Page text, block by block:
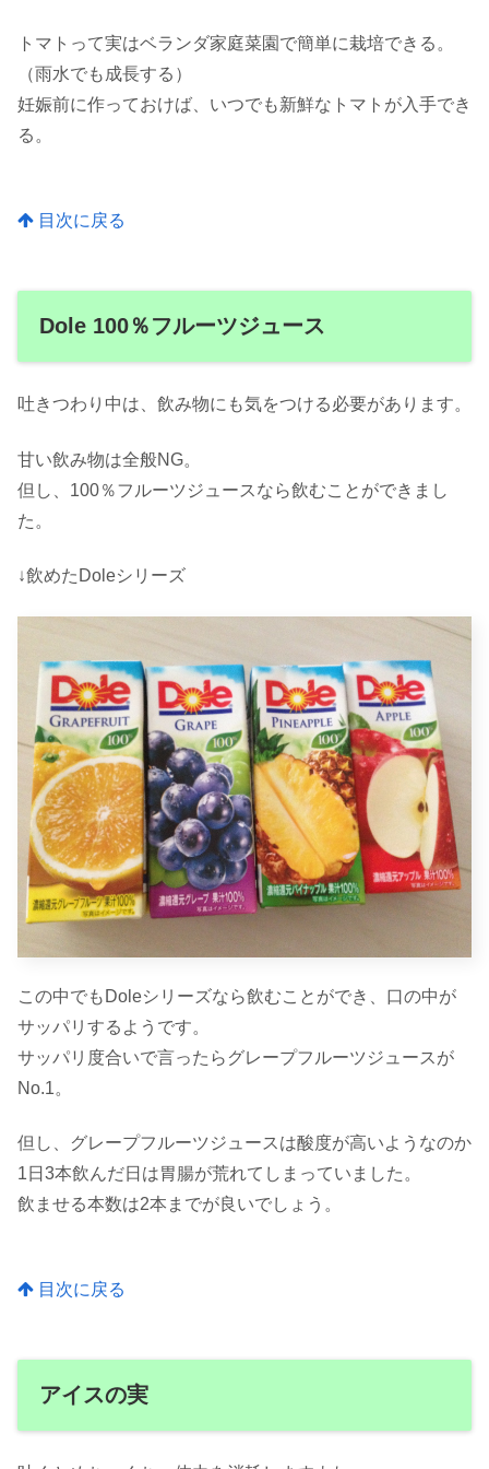
トマトって実はベランダ家庭菜園で簡単に栽培できる。
（雨水でも成長する）
妊娠前に作っておけば、いつでも新鮮なトマトが入手でき
る。
目次に戻る
Dole 100％フルーツジュース
吐きつわり中は、飲み物にも気をつける必要があります。
甘い飲み物は全般NG。
但し、100％フルーツジュースなら飲むことができまし
た。
↓飲めたDoleシリーズ
この中でもDoleシリーズなら飲むことができ、口の中が
サッパリするようです。
サッパリ度合いで言ったらグレープフルーツジュースが
No.1。
但し、グレープフルーツジュースは酸度が高いようなのか
1日3本飲んだ日は胃腸が荒れてしまっていました。
飲ませる本数は2本までが良いでしょう。
目次に戻る
アイスの実